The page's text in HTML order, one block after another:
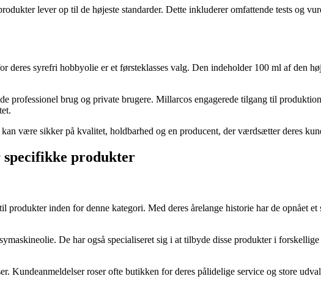
lever op til de højeste standarder. Dette inkluderer omfattende tests og
syrefri hobbyolie er et førsteklasses valg. Den indeholder 100 ml af den
brug og private brugere. Millarcos engagerede tilgang til
være sikker på kvalitet, holdbarhed og en producent, der værdsætter deres
specifikke produkter
inden for denne kategori. Med deres årelange historie har de opnået
De har også specialiseret sig i at tilbyde disse produkter i
Kundeanmeldelser roser ofte butikken for deres pålidelige service og store